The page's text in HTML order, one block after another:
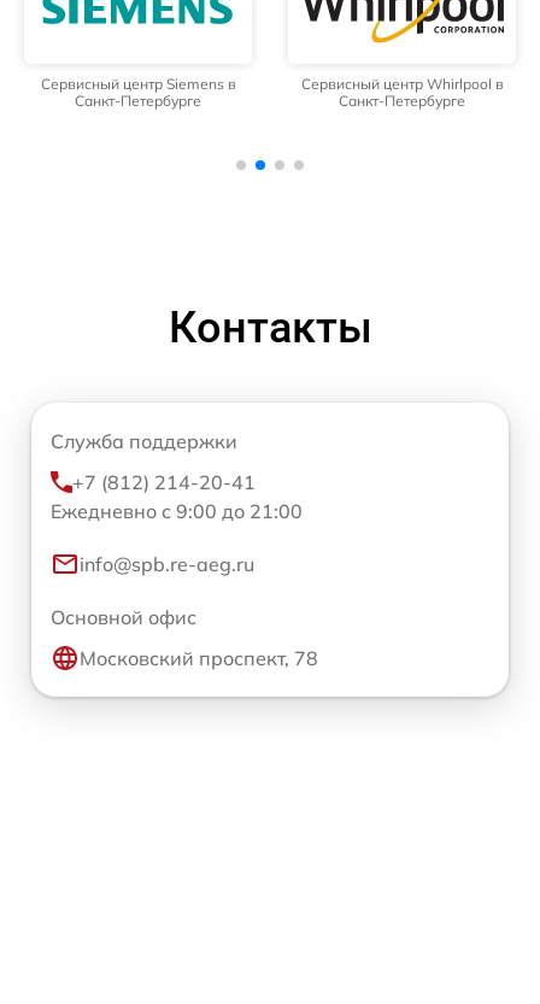
Сервисный центр Siemens в
Санкт-Петербурге
Сервисный центр Whirlpool в
Санкт-Петербурге
Контакты
Служба поддержки
+7 (812) 214-20-41
Ежедневно с 9:00 до 21:00
info@spb.re-aeg.ru
Основной офис
Московский проспект, 78